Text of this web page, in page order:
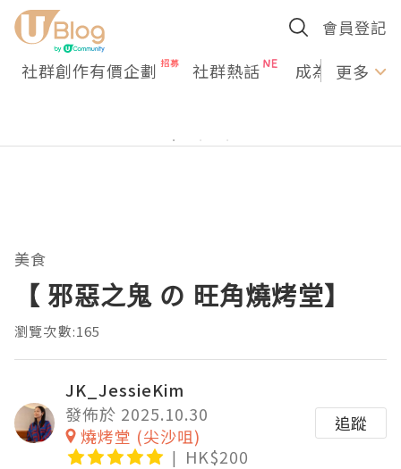
會員登記
社群創作有價企劃 社群熱話 成為U更多
美食
【 邪惡之鬼 の 旺角燒烤堂】
瀏覽次數:165
JK_JessieKim
發佈於 2025.10.30
燒烤堂 (尖沙咀)
HK$200
追蹤